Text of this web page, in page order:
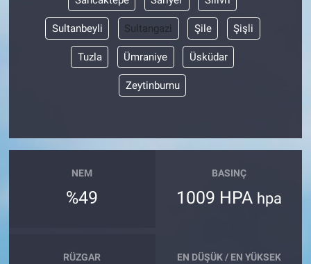
Sultanbeyli Sultangazi Şile Şişli
Tuzla Ümraniye Üsküdar
Zeytinburnu
NEM
%49
BASINÇ
1009 HPA hpa
RÜZGAR EN DÜŞÜK / EN YÜKSEK